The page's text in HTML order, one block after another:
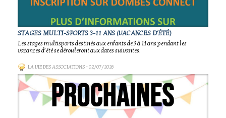
STAGES MULTI-SPORTS 3-11 ANS (VACANCES D'ÉTÉ)
Les stages multisports destinés aux enfants de 3 à 11 ans pendant les
vacances d’été se dérouleront aux dates suivantes.
LA VIE DES ASSOCIATIONS- 02/07/2026